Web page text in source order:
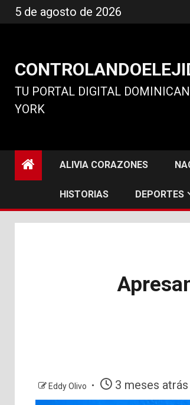
al
5 de agosto de 2026
TU PORTAL DIGITAL
YORK
ALIVIA CORAZONES
HISTORIAS DEPORTES
Eddy Olivo 3 meses atrás